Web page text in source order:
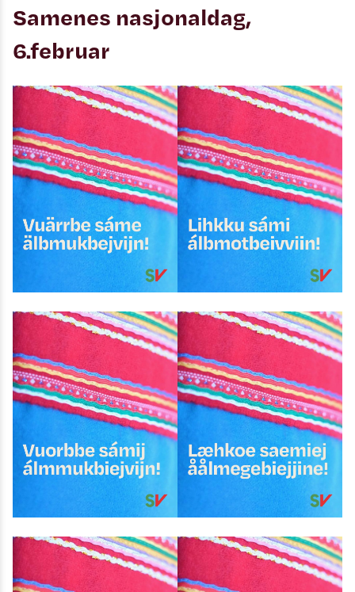
Samenes nasjonaldag,
6.februar